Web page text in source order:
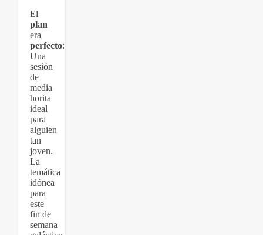
El
plan
era
perfecto:
Una
sesión
de
media
horita
ideal
para
alguien
tan
joven.
La
temática
idónea
para
este
fin de
semana